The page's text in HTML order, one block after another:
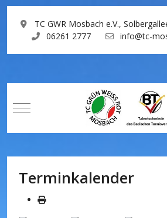
TC GWR Mosbach e.V.,
06261 2777
info@tc-
Mobile Menu Toggle
Terminkalender